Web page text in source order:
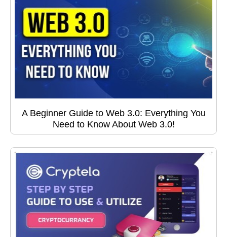
A Beginner Guide to Web 3.0: Everything You
Need to Know About Web 3.0!